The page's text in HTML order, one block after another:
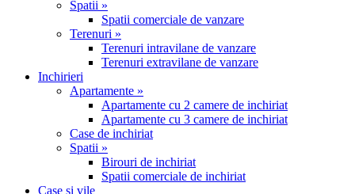
Spatii »
Spatii comerciale de vanzare
Terenuri »
Terenuri intravilane de vanzare
Terenuri extravilane de vanzare
Inchirieri
Apartamente »
Apartamente cu 2 camere de inchiriat
Apartamente cu 3 camere de inchiriat
Case de inchiriat
Spatii »
Birouri de inchiriat
Spatii comerciale de inchiriat
Case si vile